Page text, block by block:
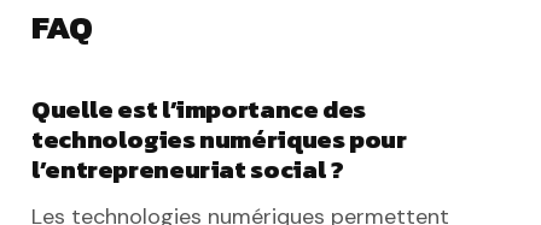
FAQ
Quelle est l’importance des
technologies numériques pour
l’entrepreneuriat social ?
Les technologies numériques permettent